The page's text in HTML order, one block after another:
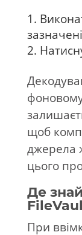
щоб
джерела
цього
Де
При